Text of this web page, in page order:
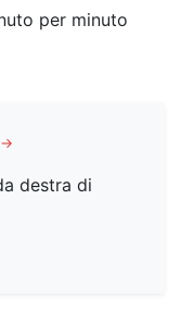
per minuto
→
destra di